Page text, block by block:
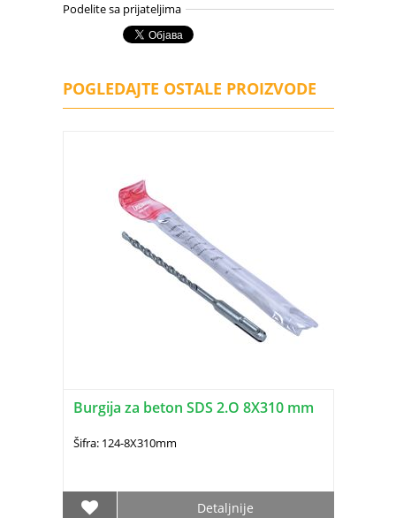
Podelite sa prijateljima
POGLEDAJTE OSTALE PROIZVODE
Burgija za beton SDS 2.O 8X310 mm
Šifra: 124-8X310mm
Detaljnije